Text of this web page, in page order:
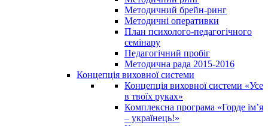
Методичний брейн-ринг
Методичні оперативки
План психолого-педагогічного
семінару
Педагогічний пробіг
Методична рада 2015-2016
Концепція виховної системи
Концепція виховної системи «Усе
в твоїх руках»
Комплексна програма «Горде ім’я
– українець!»